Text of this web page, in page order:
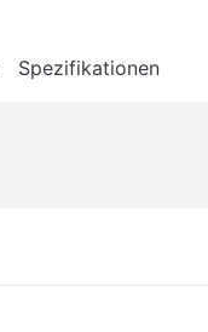
Spezifikationen